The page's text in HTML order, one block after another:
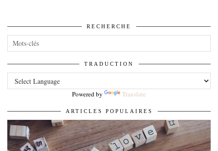
RECHERCHE
TRADUCTION
Powered by Translate
ARTICLES POPULAIRES